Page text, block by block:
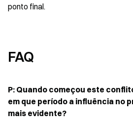
ponto final.
FAQ
P: Quando começou este
em que período a influência no
mais evidente?